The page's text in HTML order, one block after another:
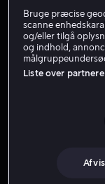
Fra 49 kr
Bruge præcise
scanne
og/eller tilgå
og indhold,
Liste over